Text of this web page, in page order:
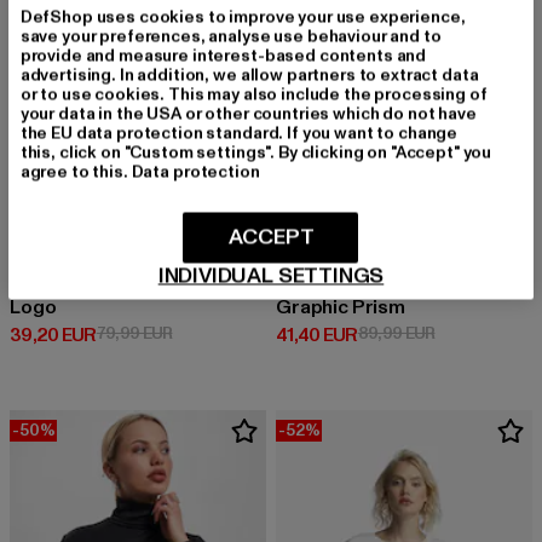
Logo
39,20 EUR
Derzeitiger Preis: 39,20 EUR
79,99 EURAktionspreis: 79,99 EUR
LEVIS
Graphic Prism
41,40 EUR
Derzeitiger Preis: 41,40 EUR
89,99 EURAktionspreis:
-50% -52%
DefShop uses cookies to improve your use experience,
save your preferences, analyse use behaviour and to
provide and measure interest-based contents and
advertising. In addition, we allow partners to extract data
or to use cookies. This may also include the processing of
your data in the USA or other countries which do not have
the EU data protection standard. If you want to change
this, click on "Custom settings". By clicking on "Accept" you
agree to this. Data protection
INDIVIDUAL SETTINGS
ACCEPT